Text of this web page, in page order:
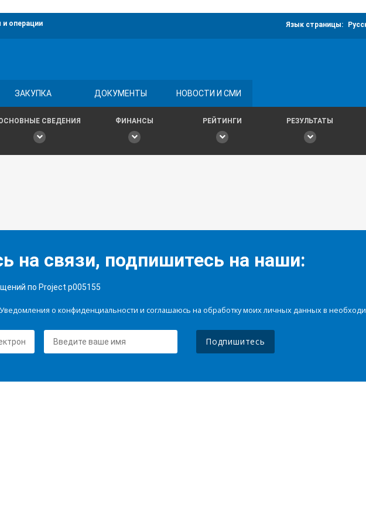
операции Язык страницы:
ЗАКУПКА ДОКУМЕНТЫ НОВОСТИ И СМИ
СВЕДЕНИЯ ФИНАНСЫ РЕЙТИНГИ РЕЗУЛЬТАТЫ
на связи, подпишитесь на наши:
по Project p005155
Уведомления о конфиденциальности и соглашаюсь на обработку моих личных данных в
Подпишитесь